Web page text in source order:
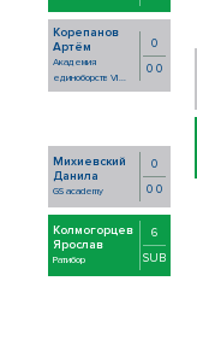
Корепанов
Артём
Академия
единоборств VI...
0
0 0
Михиевский
Данила
GS academy
0
0 0
Колмогорцев
Ярослав
Ратибор
6
SUB